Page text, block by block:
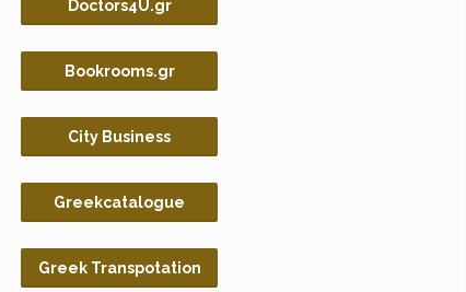
Doctors4U.gr
Bookrooms.gr
City Business
Greekcatalogue
Greek Transpotation